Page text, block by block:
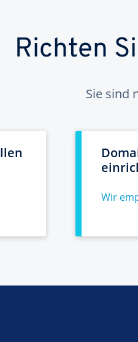
Richten
Sie sind
Wir